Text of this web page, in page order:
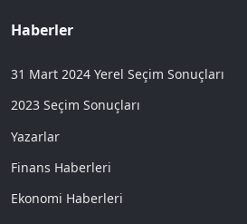
Haberler
31 Mart 2024 Yerel Seçim Sonuçları
2023 Seçim Sonuçları
Yazarlar
Finans Haberleri
Ekonomi Haberleri